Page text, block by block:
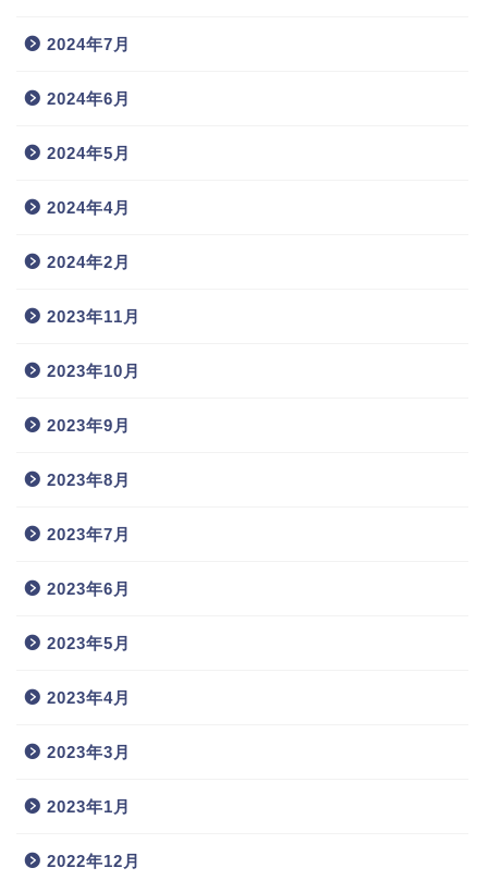
2024年7月
2024年6月
2024年5月
2024年4月
2024年2月
2023年11月
2023年10月
2023年9月
2023年8月
2023年7月
2023年6月
2023年5月
2023年4月
2023年3月
2023年1月
2022年12月